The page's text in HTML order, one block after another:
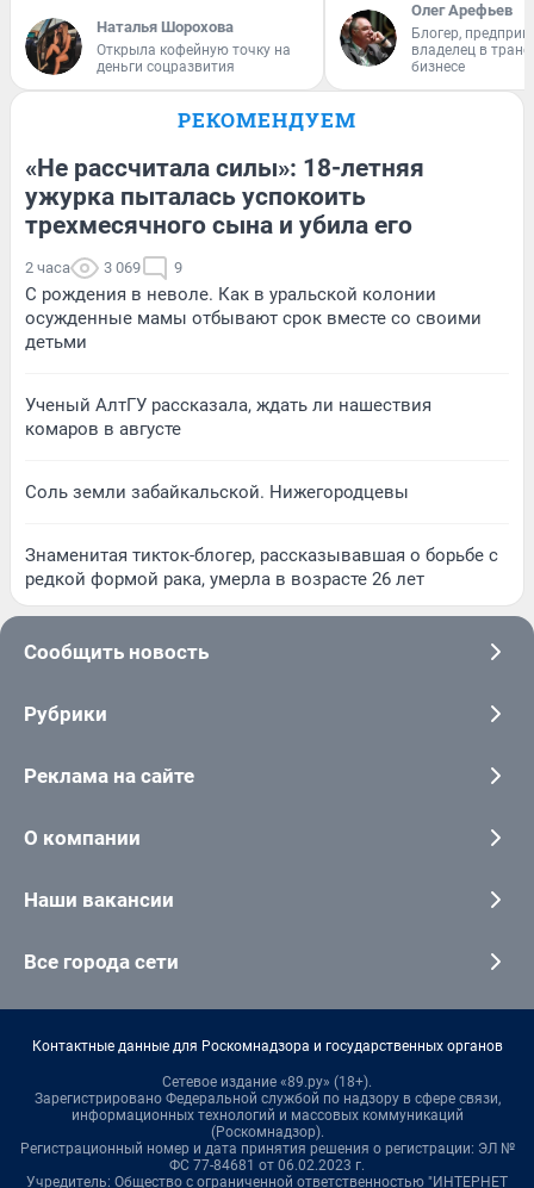
Наталья Шорохова
Открыла кофейную точку на
деньги соцразвития
Олег Арефьев
Блогер,
владелец в
бизнесе
РЕКОМЕНДУЕМ
«Не рассчитала силы»: 18-летняя
ужурка пыталась успокоить
трехмесячного сына и убила его
2 часа 3 069 9
С рождения в неволе. Как в уральской колонии
осужденные мамы отбывают срок вместе со своими
детьми
Ученый АлтГУ рассказала, ждать ли нашествия
комаров в августе
Соль земли забайкальской. Нижегородцевы
Знаменитая тикток-блогер, рассказывавшая о борьбе с
редкой формой рака, умерла в возрасте 26 лет
Сообщить новость
Рубрики
Реклама на сайте
О компании
Наши вакансии
Все города сети
Контактные данные для Роскомнадзора и государственных органов
Сетевое издание «89.ру» (18+).
Зарегистрировано Федеральной службой по надзору в сфере связи,
информационных технологий и массовых коммуникаций
(Роскомнадзор).
Регистрационный номер и дата принятия решения о регистрации: ЭЛ №
ФС 77-84681 от 06.02.2023 г.
Учредитель: Общество с ограниченной ответственностью "ИНТЕРНЕТ